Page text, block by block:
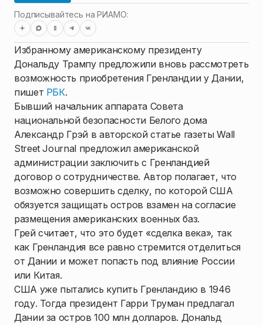
Подписывайтесь на РИАМО:
Избранному американскому президенту
Дональду Трампу предложили вновь рассмотреть
возможность приобретения Гренландии у Дании,
пишет РБК.
Бывший начальник аппарата Совета
национальной безопасности Белого дома
Александр Грэй в авторской статье газеты Wall
Street Journal предложил американской
администрации заключить с Гренландией
договор о сотрудничестве. Автор полагает, что
возможно совершить сделку, по которой США
обязуется защищать остров взамен на согласие
размещения американских военных баз.
Грей считает, что это будет «сделка века», так
как Гренландия все равно стремится отделиться
от Дании и может попасть под влияние России
или Китая.
США уже пытались купить Гренландию в 1946
году. Тогда президент Гарри Труман предлагал
Дании за остров 100 млн долларов. Дональд